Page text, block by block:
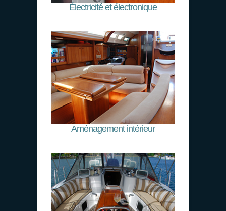
Électricité et électronique
Aménagement intérieur